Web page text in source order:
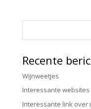
Recente
Wijnweetjes
Interessante websites
Interessante link over